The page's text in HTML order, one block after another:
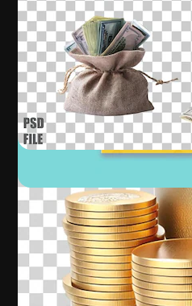
โอ
ภาษาไทย
Copyright © 2010-2026